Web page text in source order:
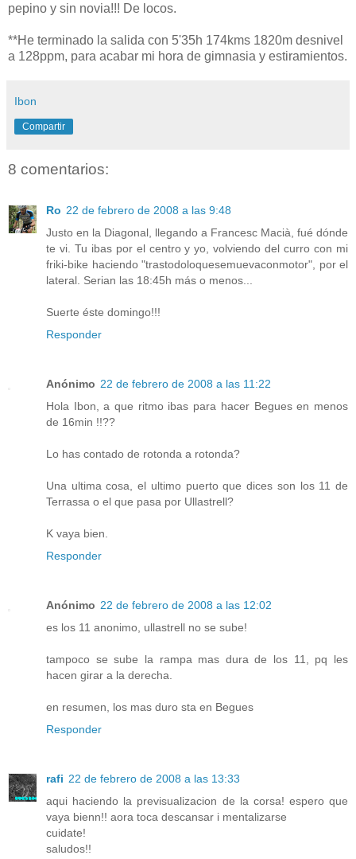
pepino y sin novia!!! De locos.
**He terminado la salida con 5'35h 174kms 1820m desnivel
a 128ppm, para acabar mi hora de gimnasia y estiramientos.
Ibon
Compartir
8 comentarios:
Ro 22 de febrero de 2008 a las 9:48
Justo en la Diagonal, llegando a Francesc Macià, fué dónde
te vi. Tu ibas por el centro y yo, volviendo del curro con mi
friki-bike haciendo "trastodoloquesemuevaconmotor", por el
lateral. Serian las 18:45h más o menos...
Suerte éste domingo!!!
Responder
Anónimo 22 de febrero de 2008 a las 11:22
Hola Ibon, a que ritmo ibas para hacer Begues en menos
de 16min !!??
Lo has contado de rotonda a rotonda?
Una ultima cosa, el ultimo puerto que dices son los 11 de
Terrassa o el que pasa por Ullastrell?
K vaya bien.
Responder
Anónimo 22 de febrero de 2008 a las 12:02
es los 11 anonimo, ullastrell no se sube!
tampoco se sube la rampa mas dura de los 11, pq les
hacen girar a la derecha.
en resumen, los mas duro sta en Begues
Responder
rafi 22 de febrero de 2008 a las 13:33
aqui haciendo la previsualizacion de la corsa! espero que
vaya bienn!! aora toca descansar i mentalizarse
cuidate!
saludos!!